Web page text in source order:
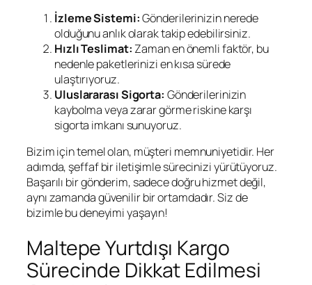
İzleme Sistemi:Gönderilerinizin nerede
olduğunu anlık olarak takip edebilirsiniz.
Hızlı Teslimat: Zaman en önemli faktör, bu
nedenle paketlerinizi en kısa sürede
ulaştırıyoruz.
Uluslararası Sigorta: Gönderilerinizin
kaybolma veya zarar görme riskine karşı
sigorta imkanı sunuyoruz.
Bizim için temel olan, müşteri memnuniyetidir. Her
adımda, şeffaf bir iletişimle sürecinizi yürütüyoruz.
Başarılı bir gönderim, sadece doğru hizmet değil,
aynı zamanda güvenilir bir ortamdadır. Siz de
bizimle bu deneyimi yaşayın!
Maltepe Yurtdışı Kargo
Sürecinde Dikkat Edilmesi